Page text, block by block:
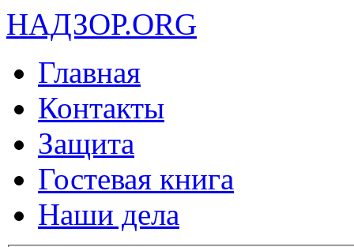
НАДЗОР.ORG
Главная
Контакты
Защита
Гостевая книга
Наши дела